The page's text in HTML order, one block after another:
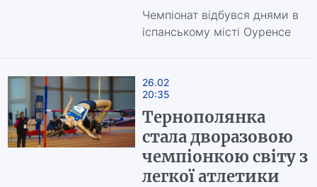
Чемпіонат відбувся днями в
іспанському місті Оуренсе
26.02
20:35
Тернополянка
стала дворазовою
чемпіонкою світу з
легкої атлетики